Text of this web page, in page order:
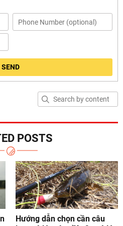
SEND
POSTS
Hướng dẫn chọn cần câu